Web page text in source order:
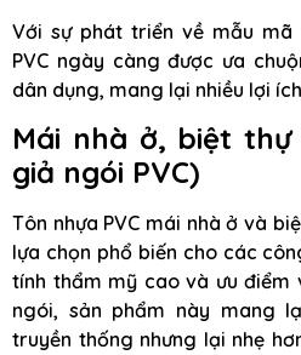
Với sự phát triển về mẫu mã
PVC ngày càng được ưa
dân dụng, mang lại nhiều lợi
Mái nhà ở, biệt
giả ngói PVC)
Tôn nhựa PVC mái nhà ở và
lựa chọn phổ biến cho các
tính thẩm mỹ cao và ưu điểm
ngói, sản phẩm này mang
truyền thống nhưng lại nhẹ